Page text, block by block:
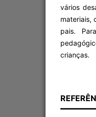
vários
materiais,
pais.
crianças.